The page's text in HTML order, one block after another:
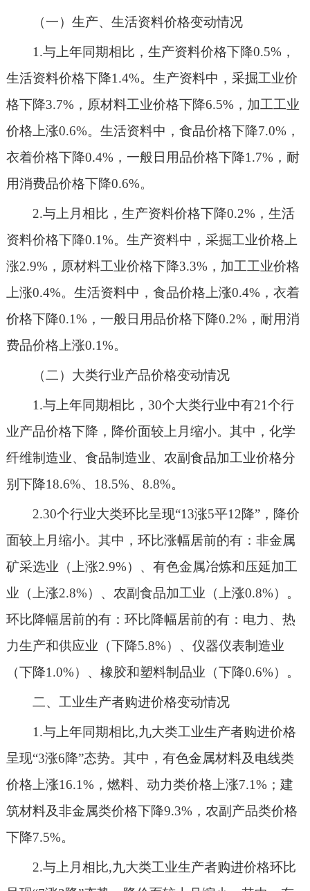
（一）生产、生活资料价格变动情况
1.与上年同期相比，生产资料价格下降0.5%，
生活资料价格下降1.4%。生产资料中，采掘工业价
格下降3.7%，原材料工业价格下降6.5%，加工工业
价格 上涨0.6%。生活资料中，食品价格下降7.0%，
衣着价格下降0.4%，一般日用品价格下降1.7%，耐
用消费品价格下降0.6%。
2.与上月相比 ，生产资料价格下降0.2%，生活
资料价格下降0.1%。 生产资料中 ，采掘工业价格 上
涨2.9%，原材料工业价格下降3.3%，加工工业价格
上涨0.4%。生活资料中 ，食品价格 上涨0.4%，衣着
价格下降0.1%， 一般日用品价格下降0.2%， 耐用消
费品价格上涨0.1%。
（二）大类行业产品价格变动情况
1.与上年同期相比，30个大类行业中有21个行
业产品价格下降 ， 降价面较上月缩小。其中， 化学
纤维制造业、食品制造业、农副食品加工业价格分
别 下降18.6%、18.5%、 8.8%。
2.30个行业大类环比呈现“13涨5平12降”，降价
面较上月缩小。其中，环比涨幅居前的有：非金属
矿采选业（上涨2.9%）、有色金属冶炼和压延加工
业（上涨2.8%）、农副食品加工业（上涨0.8%）。
环比降幅居前的有：环比降幅居前的有：电力、热
力生产和供应业（下降5.8%）、仪器仪表制造业
（下降1.0%）、橡胶和塑料制品业（下降0.6%）。
二、工业生产者购进价格变动情况
1.与上年同期相比,九大类工业生产者购进价格
呈现“3涨6降”态势。其中， 有色金属材料及电线类
价格上涨16.1%，燃料、动力类价格上涨7.1%； 建
筑材料及非金属类价格下降9.3%，农副产品类价格
下降7.5%。
2.与上月相比,九大类工业生产者购进价格环比